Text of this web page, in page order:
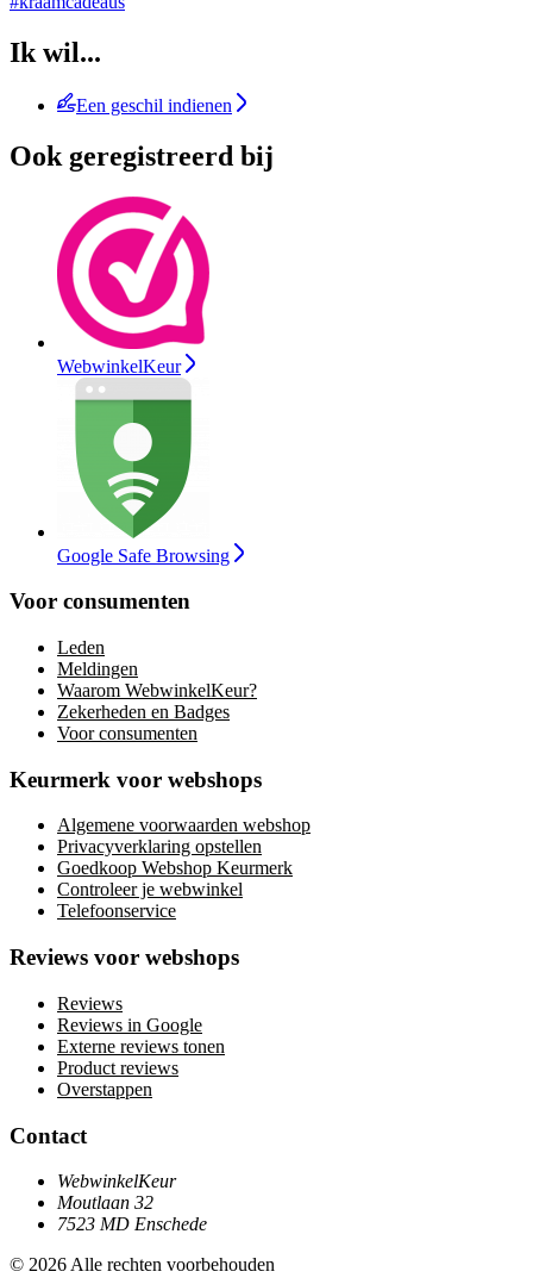
Ik wil...
Een geschil indienen
Ook geregistreerd bij
WebwinkelKeur
Google Safe Browsing
Voor consumenten
Leden
Meldingen
Waarom WebwinkelKeur?
Zekerheden en Badges
Voor consumenten
Keurmerk voor webshops
Algemene voorwaarden webshop
Privacyverklaring opstellen
Goedkoop Webshop Keurmerk
Controleer je webwinkel
Telefoonservice
Reviews voor webshops
Reviews
Reviews in Google
Externe reviews tonen
Product reviews
Overstappen
Contact
WebwinkelKeur
Moutlaan 32
7523 MD Enschede
© 2026 Alle rechten voorbehouden